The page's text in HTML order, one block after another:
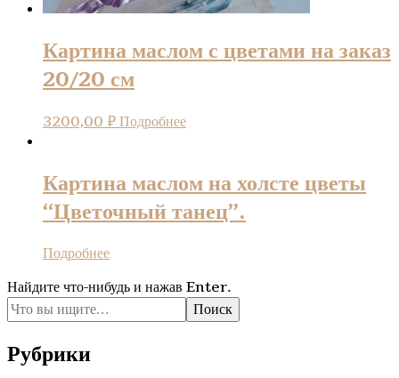
Картина маслом с цветами на заказ
20/20 см
3200,00 ₽Подробнее
Картина маслом на холсте цветы
“Цветочный танец”.
Подробнее
Ищите
что-
то?
Найдите что-нибудь и нажав Enter.
Рубрики